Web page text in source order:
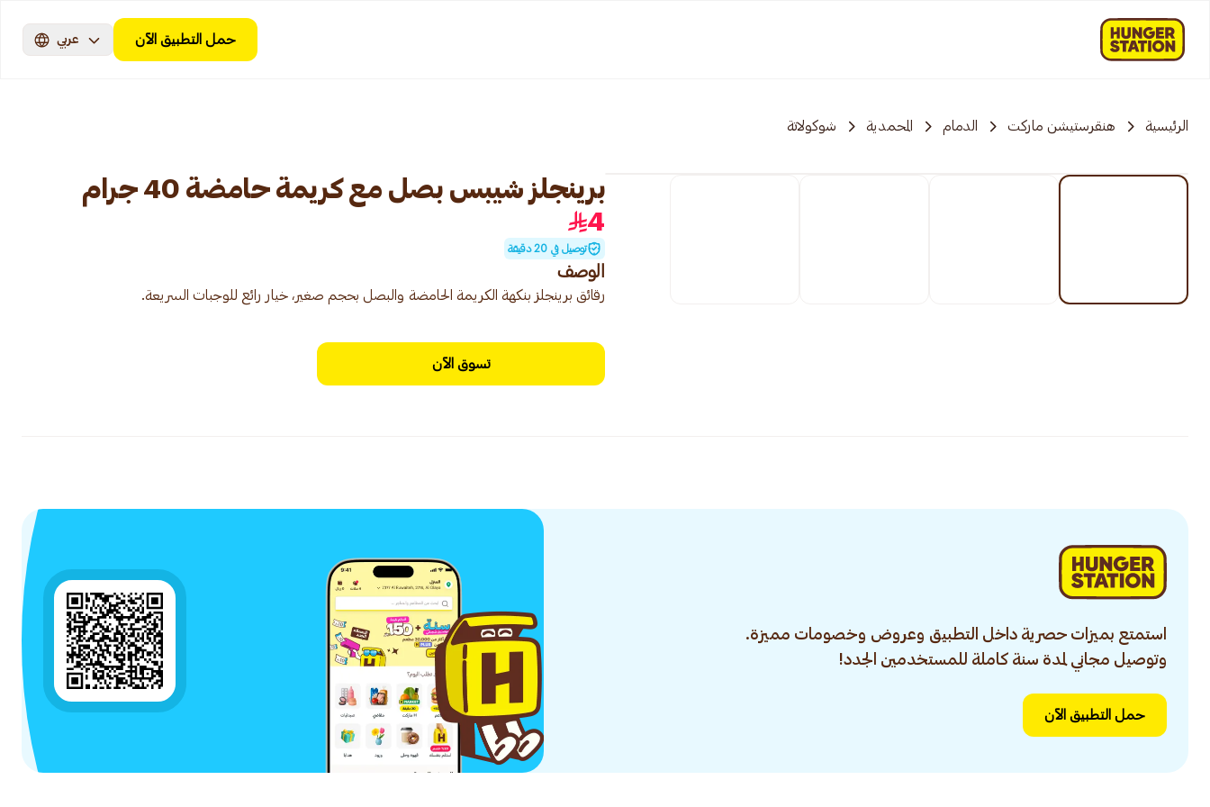
حمل التطبيق الآن عربي
الرئيسية هنقرستيشن ماركت الدمام المحمدية شوكولاتة
برينجلز شيبس بصل مع كريمة حامضة 40 جرام
4
توصيل في 20 دقيقة
الوصف
رقائق برينجلز بنكهة الكريمة الحامضة والبصل بحجم صغير، خيار رائع للوجبات السريعة.
تسوق الآن
استمتع بميزات حصرية داخل التطبيق وعروض وخصومات مميزة.
وتوصيل مجاني لمدة سنة كاملة للمستخدمين الجدد!
حمل التطبيق الآن